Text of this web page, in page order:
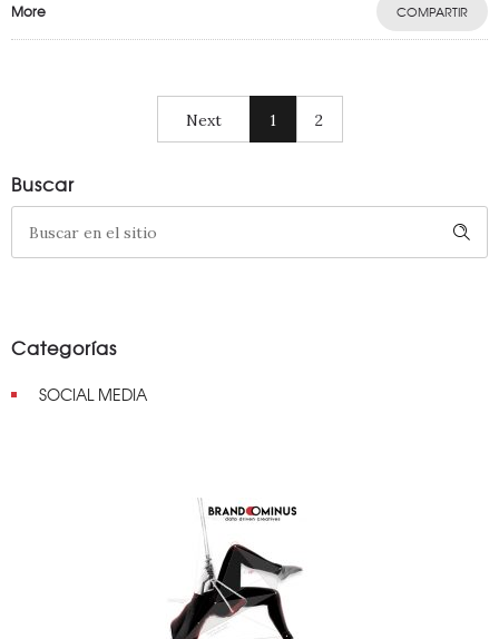
More COMPARTIR
Next 1 2
Buscar
Categorías
SOCIAL MEDIA